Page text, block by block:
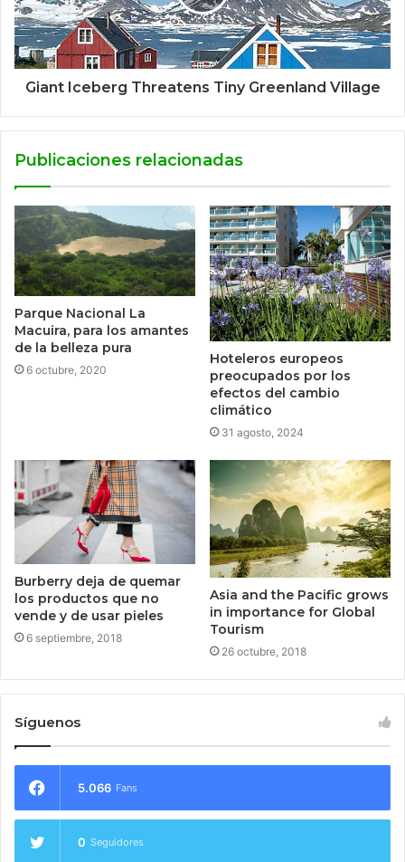
Giant Iceberg Threatens Tiny Greenland Village
Publicaciones relacionadas
Parque Nacional La
Macuira, para los amantes
de la belleza pura
6 octubre, 2020
Hoteleros europeos
preocupados por los
efectos del cambio
climático
31 agosto, 2024
Burberry deja de quemar
los productos que no
vende y de usar pieles
6 septiembre, 2018
Asia and the Pacific grows
in importance for Global
Tourism
26 octubre, 2018
Síguenos
5.066 Fans
0 Seguidores